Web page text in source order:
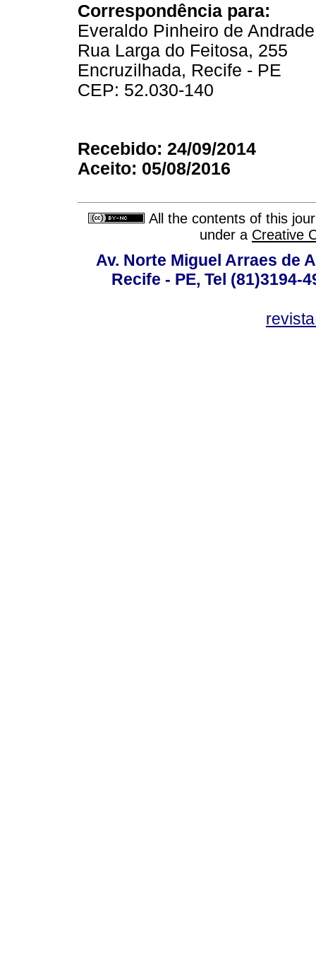
Correspondência para:
Everaldo Pinheiro de
Rua Larga do Feitosa, 255
Encruzilhada, Recife - PE
CEP: 52.030-140
Recebido: 24/09/2014
Aceito: 05/08/2016
All the contents of this
under a Creative
Av. Norte Miguel Arraes de
Recife - PE, Tel (81)3194-